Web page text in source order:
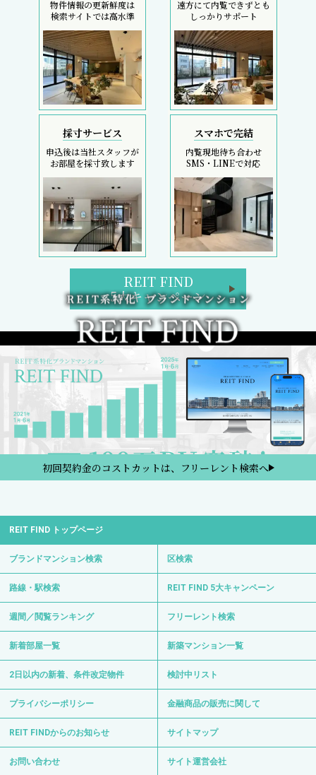
物件情報の更新鮮度は
検索サイトでは高水準
遠方にて内覧できずとも
しっかりサポート
採寸サービス
申込後は当社スタッフが
お部屋を採寸致します
スマホで完結
内覧現地待ち合わせ
SMS・LINEで対応
REIT FIND
5大キャンペーン
初回契約金のコストカットは、フリーレント検索へ
REIT FIND トップページ
ブランドマンション検索 区検索
路線・駅検索 REIT FIND 5大キャンペーン
週間／閲覧ランキング フリーレント検索
新着部屋一覧 新築マンション一覧
2日以内の新着、条件改定物件 検討中リスト
プライバシーポリシー 金融商品の販売に関して
REIT FINDからのお知らせ サイトマップ
お問い合わせ サイト運営会社